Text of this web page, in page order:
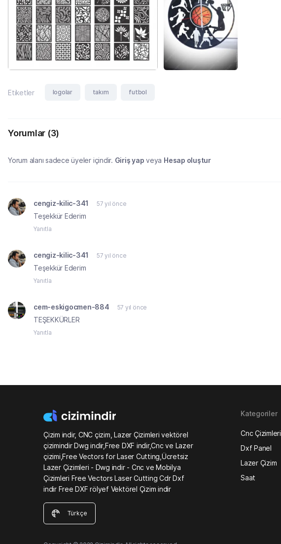
Etiketler logolar takım futbol
Yorumlar (3)
Yorum alanı sadece üyeler içindir. Giriş yap veya Hesap oluştur
cengiz-kilic-341 57 yıl önce
Teşekkür Ederim
Yanıtla
cengiz-kilic-341 57 yıl önce
Teşekkür Ederim
Yanıtla
cem-eskigocmen-884 57 yıl önce
TEŞEKKÜRLER
Yanıtla
Çizim indir, CNC çizim, Lazer Çizimleri vektörel
çizimindir Dwg indir,Free DXF indir,Cnc ve Lazer
çizimi,Free Vectors for Laser Cutting,Ücretsiz
Lazer Çizimleri - Dwg indir - Cnc ve Mobilya
Çizimleri Free Vectors Laser Cutting Cdr Dxf
indir Free DXF rölyef Vektörel Çizim indir
Türkçe
Kategoriler
Cnc Çizimleri
Dxf Panel
Lazer Çizim
Saat